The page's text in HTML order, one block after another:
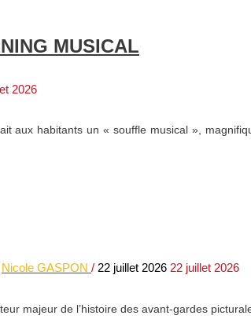
MUSICAL
2026
aux habitants un « souffle musical »,
Nicole GASPON / 22 juillet 2026 22 juillet 2026
majeur de l’histoire des avant-gardes